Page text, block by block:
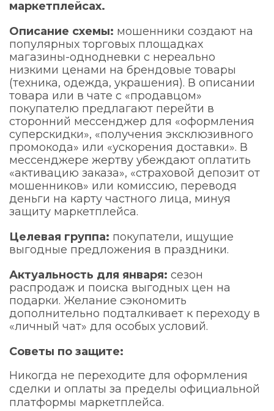
маркетплейсах.
Описание схемы: мошенники создают на
популярных торговых площадках
магазины-однодневки с нереально
низкими ценами на брендовые товары
(техника, одежда, украшения). В описании
товара или в чате с «продавцом»
покупателю предлагают перейти в
сторонний мессенджер для «оформления
суперскидки», «получения эксклюзивного
промокода» или «ускорения доставки». В
мессенджере жертву убеждают оплатить
«активацию заказа», «страховой депозит от
мошенников» или комиссию, переводя
деньги на карту частного лица, минуя
защиту маркетплейса.
Целевая группа: покупатели, ищущие
выгодные предложения в праздники.
Актуальность для января: сезон
распродаж и поиска выгодных цен на
подарки. Желание сэкономить
дополнительно подталкивает к переходу в
«личный чат» для особых условий.
Советы по защите:
Никогда не переходите для оформления
сделки и оплаты за пределы официальной
платформы маркетплейса.